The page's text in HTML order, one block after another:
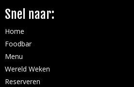
Snel naar:
Home
Foodbar
Menu
Wereld Weken
Reserveren